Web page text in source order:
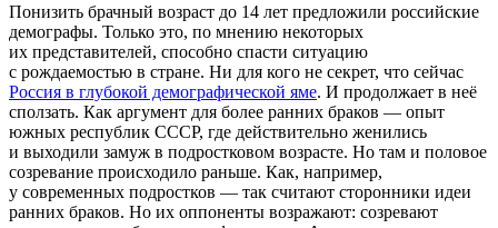
Понизить брачный возраст до 14 лет предложили российские
демографы. Только это, по мнению некоторых
их представителей, способно спасти ситуацию
с рождаемостью в стране. Ни для кого не секрет, что сейчас
Россия в глубокой демографической яме. И продолжает в неё
сползать. Как аргумент для более ранних браков — опыт
южных республик СССР, где действительно женились
и выходили замуж в подростковом возрасте. Но там и половое
созревание происходило раньше. Как, например,
у современных подростков — так считают сторонники идеи
ранних браков. Но их оппоненты возражают: созревают